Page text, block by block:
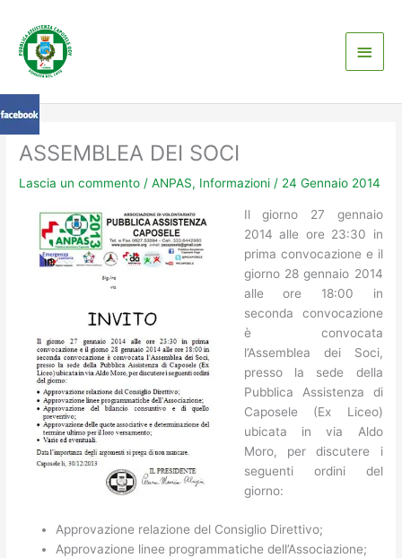
contenuto
Menu
ASSEMBLEA DEI SOCI
Lascia un commento /ANPAS, Informazioni / 24 Gennaio 2014
Il giorno 27 gennaio
2014 alle ore 23:30 in
prima convocazione e il
giorno 28 gennaio 2014
alle ore 18:00 in
seconda convocazione
è convocata
l’Assemblea dei Soci,
presso la sede della
Pubblica Assistenza di
Caposele (Ex Liceo)
ubicata in via Aldo
Moro, per discutere i
seguenti ordini del
giorno:
Approvazione relazione del Consiglio Direttivo;
Approvazione linee programmatiche dell’Associazione;